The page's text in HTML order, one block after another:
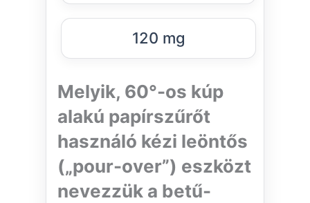
120 mg
Melyik, 60°-os kúp
alakú papírszűrőt
használó kézi leöntős
(„pour-over”) eszközt
nevezzük a betű-